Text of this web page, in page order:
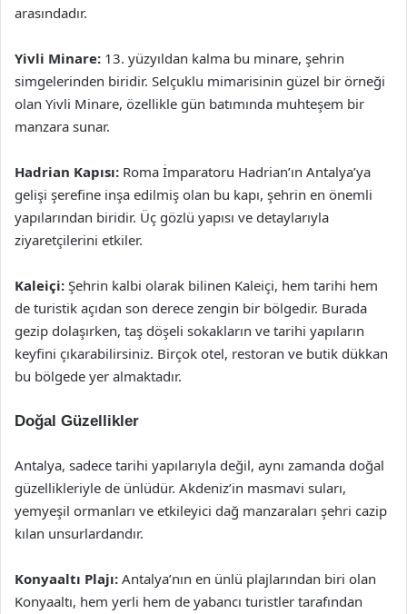
arasındadır.
Yivli Minare: 13. yüzyıldan kalma bu minare, şehrin
simgelerinden biridir. Selçuklu mimarisinin güzel bir örneği
olan Yivli Minare, özellikle gün batımında muhteşem bir
manzara sunar.
Hadrian Kapısı: Roma İmparatoru Hadrian’ın Antalya’ya
gelişi şerefine inşa edilmiş olan bu kapı, şehrin en önemli
yapılarından biridir. Üç gözlü yapısı ve detaylarıyla
ziyaretçilerini etkiler.
Kaleiçi: Şehrin kalbi olarak bilinen Kaleiçi, hem tarihi hem
de turistik açıdan son derece zengin bir bölgedir. Burada
gezip dolaşırken, taş döşeli sokakların ve tarihi yapıların
keyfini çıkarabilirsiniz. Birçok otel, restoran ve butik dükkan
bu bölgede yer almaktadır.
Doğal Güzellikler
Antalya, sadece tarihi yapılarıyla değil, aynı zamanda doğal
güzellikleriyle de ünlüdür. Akdeniz’in masmavi suları,
yemyeşil ormanları ve etkileyici dağ manzaraları şehri cazip
kılan unsurlardandır.
Konyaaltı Plajı: Antalya’nın en ünlü plajlarından biri olan
Konyaaltı, hem yerli hem de yabancı turistler tarafından